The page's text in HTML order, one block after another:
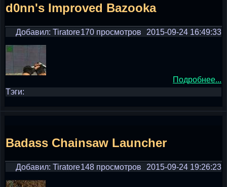
d0nn's Improved Bazooka
Добавил: Tiratore 2015-09-24 16:49:33
170 просмотров
Подробнее...
Тэги:
Badass Chainsaw Launcher
Добавил: Tiratore 2015-09-24 19:26:23
148 просмотров